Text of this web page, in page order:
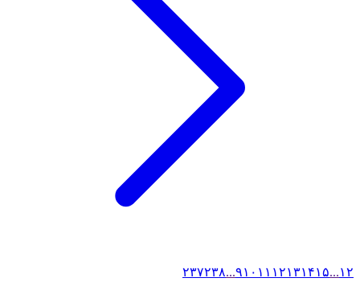
۱۲ ... ۹۱۰ ۱۱ ۱۲۱۳۱۴۱۵ ... ۲۳۷۲۳۸